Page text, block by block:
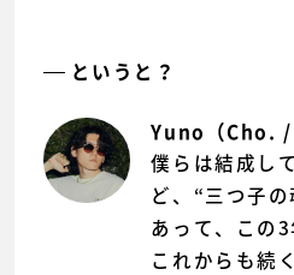
というと？
Yuno（Cho. /
僕らは結成し
ど、“三つ子
あって、この
これからも続